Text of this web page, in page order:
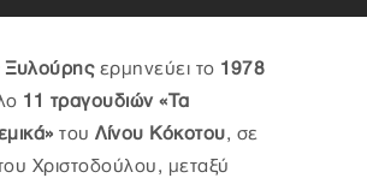
Ξυλούρηςερμηνεύει το 1978
11 τραγουδιών «Τα
του Λίνου Κόκοτου, σε
Χριστοδούλου, μεταξύ